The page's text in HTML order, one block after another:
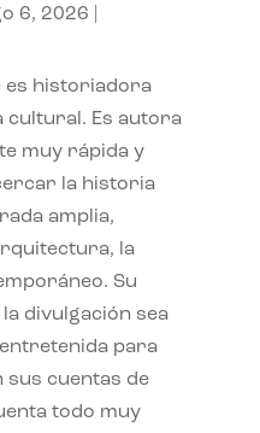
6, 2026
es historiadora
cultural. Es autora
muy rápida y
la historia
amplia,
la
Su
divulgación sea
para
sus cuentas de
todo muy